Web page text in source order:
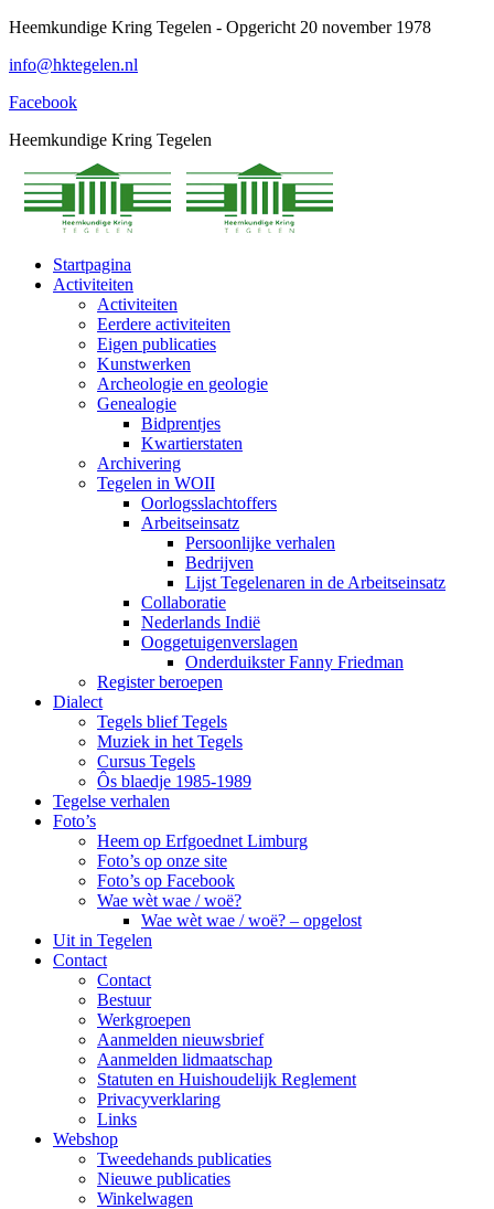
Spring
content
Heemkundige Kring Tegelen - Opgericht 20 november 1978
info@hktegelen.nl
Facebook
Heemkundige Kring Tegelen
Startpagina
Activiteiten
Activiteiten
Eerdere activiteiten
Eigen publicaties
Kunstwerken
Archeologie en geologie
Genealogie
Bidprentjes
Kwartierstaten
Archivering
Tegelen in WOII
Oorlogsslachtoffers
Arbeitseinsatz
Persoonlijke verhalen
Bedrijven
Lijst Tegelenaren in de Arbeitseinsatz
Collaboratie
Nederlands Indië
Ooggetuigenverslagen
Onderduikster Fanny Friedman
Register beroepen
Dialect
Tegels blief Tegels
Muziek in het Tegels
Cursus Tegels
Ôs blaedje 1985-1989
Tegelse verhalen
Foto’s
Heem op Erfgoednet Limburg
Foto’s op onze site
Foto’s op Facebook
Wae wèt wae / woë?
Wae wèt wae / woë? – opgelost
Uit in Tegelen
Contact
Contact
Bestuur
Werkgroepen
Aanmelden nieuwsbrief
Aanmelden lidmaatschap
Statuten en Huishoudelijk Reglement
Privacyverklaring
Links
Webshop
Tweedehands publicaties
Nieuwe publicaties
Winkelwagen